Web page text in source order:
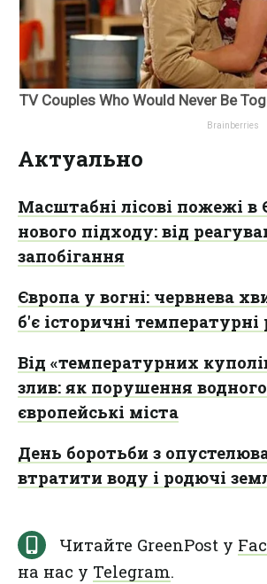
Актуально
Масштабні лісові пожежі в
нового підходу: від
запобігання
Європа у вогні: червнева
б'є історичні температурні
Від «температурних
злив: як порушення
європейські міста
День боротьби з
втратити воду і родючі
Читайте GreenPost у
на нас у Telegram.